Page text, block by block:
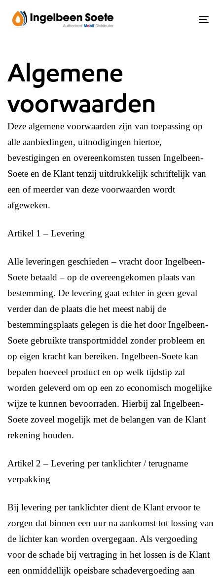
links
Algemene
voorwaarden
Deze algemene voorwaarden zijn van toepassing op
alle aanbiedingen, uitnodigingen hiertoe,
bevestigingen en overeenkomsten tussen Ingelbeen-
Soete en de Klant tenzij uitdrukkelijk schriftelijk van
een of meerder van deze voorwaarden wordt
afgeweken.
Artikel 1 – Levering
Alle leveringen geschieden – vracht door Ingelbeen-
Soete betaald – op de overeengekomen plaats van
bestemming. De levering gaat echter in geen geval
verder dan de plaats die het meest nabij de
bestemmingsplaats gelegen is die het door Ingelbeen-
Soete gebruikte transportmiddel zonder probleem en
op eigen kracht kan bereiken. Ingelbeen-Soete kan
bepalen hoeveel product en op welk tijdstip zal
worden geleverd om op een zo economisch mogelijke
wijze te kunnen bevoorraden. Hierbij zal Ingelbeen-
Soete zoveel mogelijk met de belangen van de Klant
rekening houden.
Artikel 2 – Levering per tanklichter / terugname
verpakking
Bij levering per tanklichter dient de Klant ervoor te
zorgen dat binnen een uur na aankomst tot lossing van
de lichter kan worden overgegaan. Als vergoeding
voor de schade bij vertraging in het lossen is de Klant
een onmiddellijk opeisbare schadevergoeding aan